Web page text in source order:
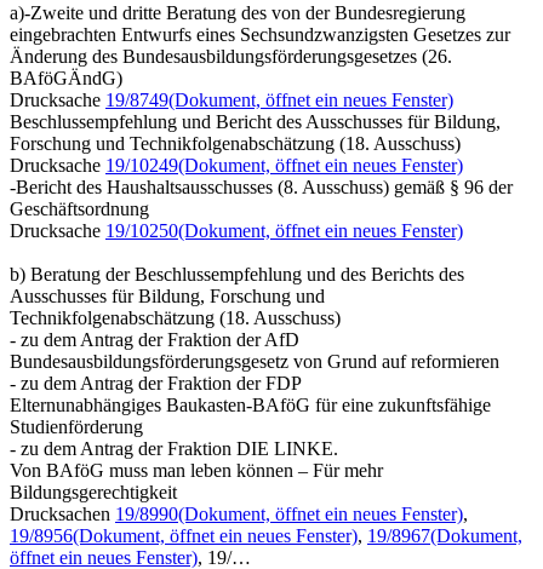
a)-Zweite und dritte Beratung des von der Bundesregierung
eingebrachten Entwurfs eines Sechsundzwanzigsten Gesetzes zur
Änderung des Bundesausbildungsförderungsgesetzes (26.
BAföGÄndG)
Drucksache 19/8749(Dokument, öffnet ein neues Fenster)
Beschlussempfehlung und Bericht des Ausschusses für Bildung,
Forschung und Technikfolgenabschätzung (18. Ausschuss)
Drucksache 19/10249(Dokument, öffnet ein neues Fenster)
-Bericht des Haushaltsausschusses (8. Ausschuss) gemäß § 96 der
Geschäftsordnung
Drucksache 19/10250(Dokument, öffnet ein neues Fenster)
b) Beratung der Beschlussempfehlung und des Berichts des
Ausschusses für Bildung, Forschung und
Technikfolgenabschätzung (18. Ausschuss)
- zu dem Antrag der Fraktion der AfD
Bundesausbildungsförderungsgesetz von Grund auf reformieren
- zu dem Antrag der Fraktion der FDP
Elternunabhängiges Baukasten-BAföG für eine zukunftsfähige
Studienförderung
- zu dem Antrag der Fraktion DIE LINKE.
Von BAföG muss man leben können – Für mehr
Bildungsgerechtigkeit
Drucksachen 19/8990(Dokument, öffnet ein neues Fenster),
19/8956(Dokument, öffnet ein neues Fenster), 19/8967(Dokument,
öffnet ein neues Fenster), 19/…